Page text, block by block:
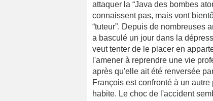
attaquer la “Java des bombes
connaissent pas, mais vont
“tuteur”. Depuis de nombreuses
a basculé un jour dans la
veut tenter de le placer en
l'amener à reprendre une vie
après qu'elle ait été renversée
François est confronté à un
habite. Le choc de l'accident